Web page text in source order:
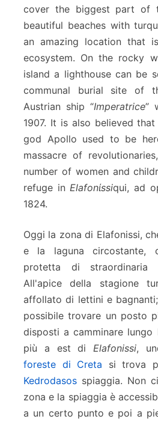
cover the biggest part of
beautiful beaches with
an amazing location that
ecosystem. On the rocky
island a lighthouse can be
communal burial site of
Austrian ship “Imperatrice”
1907. It is also believed
god Apollo used to be
massacre of
number of women and
refuge in Elafonίssiqui, ad
1824.
Oggi la zona di Elafonissi,
e la laguna circostante,
protetta di straordinaria
All'apice della stagione
affollato di lettini e
possibile trovare un posto
disposti a camminare
più a est di Elafonissi,
foreste di Creta si trova
Kedrodasos spiaggia. Non
zona e la spiaggia è
a un certo punto e poi a